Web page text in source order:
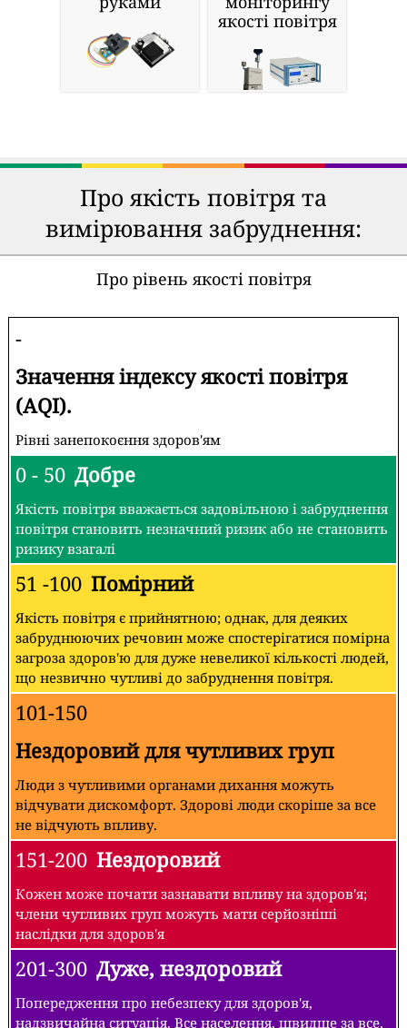
якості повітря
Про якість повітря та
вимірювання забруднення:
Про рівень якості повітря
-
Значення індексу якості повітря
(AQI).
Рівні занепокоєння здоров'ям
0 - 50 Добре
Якість повітря вважається задовільною і забруднення
повітря становить незначний ризик або не становить
ризику взагалі
51 -100 Помірний
Якість повітря є прийнятною; однак, для деяких
забруднюючих речовин може спостерігатися помірна
загроза здоров'ю для дуже невеликої кількості людей,
що незвично чутливі до забруднення повітря.
101-150
Нездоровий для чутливих груп
Люди з чутливими органами дихання можуть
відчувати дискомфорт. Здорові люди скоріше за все
не відчують впливу.
151-200 Нездоровий
Кожен може почати зазнавати впливу на здоров'я;
члени чутливих груп можуть мати серйозніші
наслідки для здоров'я
201-300 Дуже, нездоровий
Попередження про небезпеку для здоров'я,
надзвичайна ситуація. Все населення, швидше за все,